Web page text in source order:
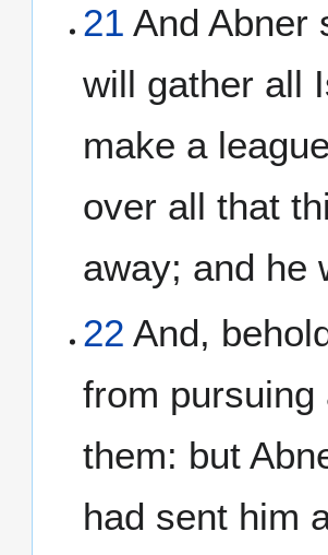
21 And Abner
will gather all
make a
over all that
away; and he
22 And,
from
them: but
had sent him